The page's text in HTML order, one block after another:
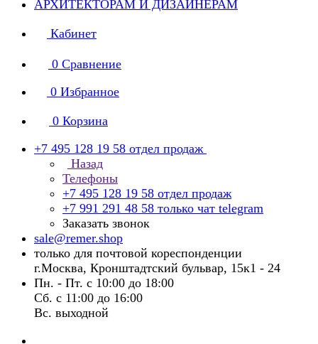
АРХИТЕКТОРАМ И ДИЗАЙНЕРАМ
Кабинет
0 Сравнение
0 Избранное
0 Корзина
+7 495 128 19 58 отдел продаж
Назад
Телефоны
+7 495 128 19 58 отдел продаж
+7 991 291 48 58 только чат telegram
Заказать звонок
sale@remer.shop
только для почтовой кореспонденции
г.Москва, Кронштадтский бульвар, 15к1 - 24
Пн. - Пт. с 10:00 до 18:00
Сб. с 11:00 до 16:00
Вс. выходной